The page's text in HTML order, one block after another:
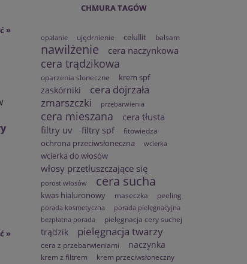
»
»
CHMURA TAGÓW
opalanie ujędrnienie celullit balsam
nawilżenie cera naczynkowa
cera trądzikowa
oparzenia słoneczne krem spf
zaskórniki
cera dojrzała
zmarszczki
przebarwienia
cera mieszana
cera tłusta
filtry uv
filtry spf fitowiedza
ochrona przeciwsłoneczna wcierka
wcierka do włosów
włosy przetłuszczające się
porost włosów cera sucha
kwas hialuronowy maseczka peeling
porada kosmetyczna
porada pielęgnacyjna
bezpłatna porada
pielęgnacja cery suchej
trądzik pielęgnacja twarzy
cera z przebarwieniami naczynka
krem z filtrem krem przeciwsłoneczny